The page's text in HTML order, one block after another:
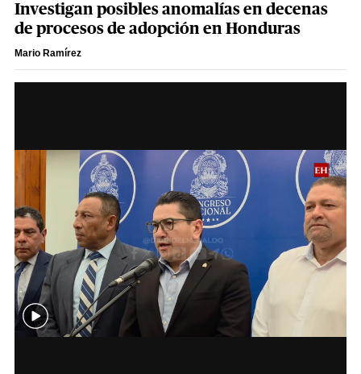
Investigan posibles anomalías en decenas
de procesos de adopción en Honduras
Mario Ramírez